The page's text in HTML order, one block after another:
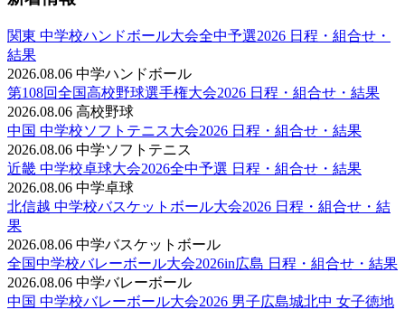
関東 中学校ハンドボール大会全中予選2026 日程・組合せ・
結果
2026.08.06 中学ハンドボール
第108回全国高校野球選手権大会2026 日程・組合せ・結果
2026.08.06 高校野球
中国 中学校ソフトテニス大会2026 日程・組合せ・結果
2026.08.06 中学ソフトテニス
近畿 中学校卓球大会2026全中予選 日程・組合せ・結果
2026.08.06 中学卓球
北信越 中学校バスケットボール大会2026 日程・組合せ・結
果
2026.08.06 中学バスケットボール
全国中学校バレーボール大会2026in広島 日程・組合せ・結果
2026.08.06 中学バレーボール
中国 中学校バレーボール大会2026 男子広島城北中 女子徳地